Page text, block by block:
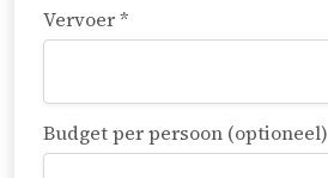
Vervoer *
Budget per persoon (optioneel)